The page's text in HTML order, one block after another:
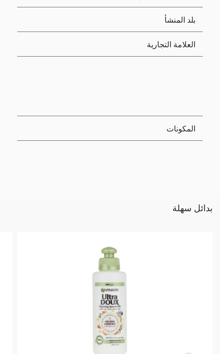
بلد المنشأ
العلامة التجارية
المكونات
بدائل سهلة